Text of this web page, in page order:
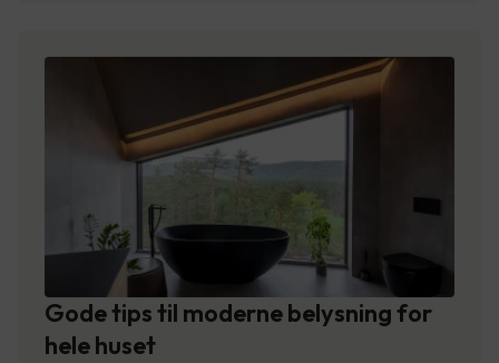
Gode tips til moderne belysning for
hele huset